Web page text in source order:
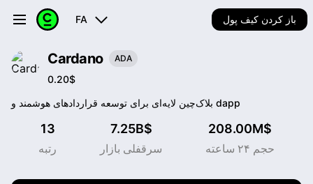
FA باز کردن کیف پول
Cardano ADA
0.20$
بلاک‌چین لایه‌ای برای توسعه قراردادهای هوشمند و dapp
13
رتبه
7.25B$
سرقفلی بازار
208.00M$
حجم ۲۴ ساعته